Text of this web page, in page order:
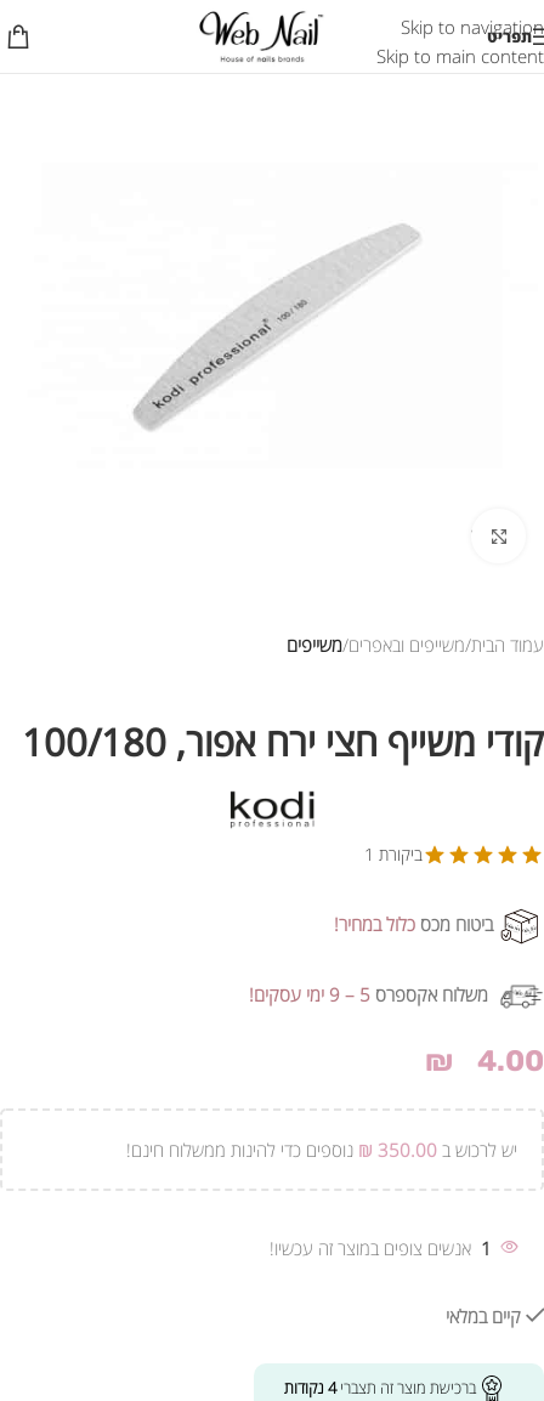
Skip to navigation
Skip to main content
תפריט
לחץ להגדלת התמונה
עמוד הבית משייפים ובאפרים משייפים
קודי משייף חצי ירח אפור, 100/180
ביקורת 1
ביטוח מכס כלול במחיר!
משלוח אקספרס 5 – 9 ימי עסקים!
₪ 4.00
יש לרכוש ב ₪ 350.00 נוספים כדי להינות ממשלוח חינם!
1 אנשים צופים במוצר זה עכשיו!
קיים במלאי
ברכישת מוצר זה תצברי4 נקודות